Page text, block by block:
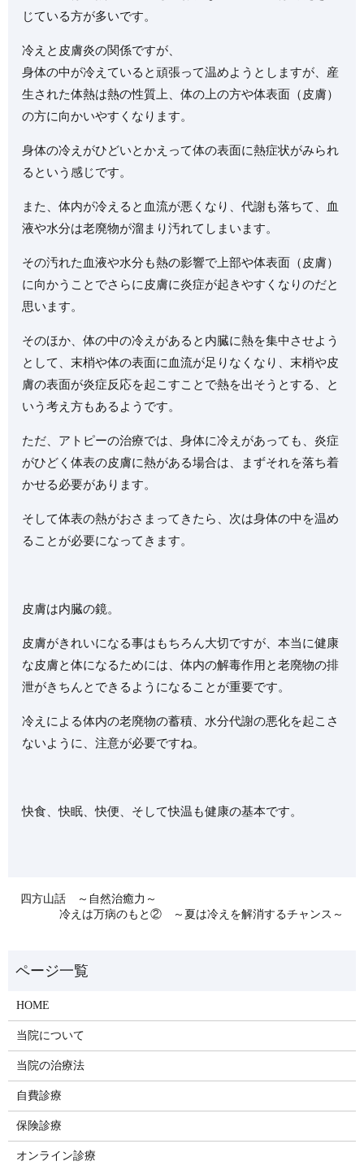
じている方が多いです。
冷えと皮膚炎の関係ですが、
身体の中が冷えていると頑張って温めようとしますが、産
生された体熱は熱の性質上、体の上の方や体表面（皮膚）
の方に向かいやすくなります。
身体の冷えがひどいとかえって体の表面に熱症状がみられ
るという感じです。
また、体内が冷えると血流が悪くなり、代謝も落ちて、血
液や水分は老廃物が溜まり汚れてしまいます。
その汚れた血液や水分も熱の影響で上部や体表面（皮膚）
に向かうことでさらに皮膚に炎症が起きやすくなりのだと
思います。
そのほか、体の中の冷えがあると内臓に熱を集中させよう
として、末梢や体の表面に血流が足りなくなり、末梢や皮
膚の表面が炎症反応を起こすことで熱を出そうとする、と
いう考え方もあるようです。
ただ、アトピーの治療では、身体に冷えがあっても、炎症
がひどく体表の皮膚に熱がある場合は、まずそれを落ち着
かせる必要があります。
そして体表の熱がおさまってきたら、次は身体の中を温め
ることが必要になってきます。
皮膚は内臓の鏡。
皮膚がきれいになる事はもちろん大切ですが、本当に健康
な皮膚と体になるためには、体内の解毒作用と老廃物の排
泄がきちんとできるようになることが重要です。
冷えによる体内の老廃物の蓄積、水分代謝の悪化を起こさ
ないように、注意が必要ですね。
快食、快眠、快便、そして快温も健康の基本です。
四方山話 ～自然治癒力～
冷えは万病のもと② ～夏は冷えを解消するチャンス～
HOME
当院について
当院の治療法
自費診療
保険診療
オンライン診療